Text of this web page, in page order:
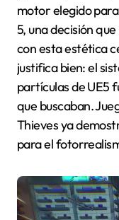
motor elegido
5, una decisión
con esta estética
justifica bien: el
partículas de UE5
que buscaban.
Thieves ya
para el